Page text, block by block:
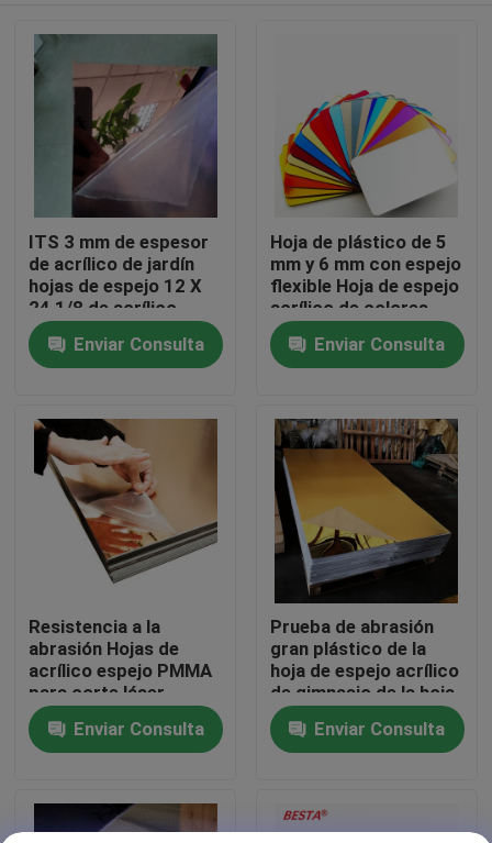
En casa
Productos
Los vídeos
Sobre nosotros
Recorrido por la fábrica
Control de calidad
Póngase en contacto
Noticias
Solicitar una cita
ITS 3 mm de espesor
de acrílico de jardín
hojas de espejo 12 X
24 1/8 de acrílico
hojas de espejo
Enviar Consulta
Hoja de plástico de 5
mm y 6 mm con espejo
flexible Hoja de espejo
acrílico de colores
para pared
Enviar Consulta
Resistencia a la
abrasión Hojas de
acrílico espejo PMMA
para corte láser
Enviar Consulta
Prueba de abrasión
gran plástico de la
hoja de espejo acrílico
de gimnasio de la hoja
de espejo 2-120mm
Enviar Consulta